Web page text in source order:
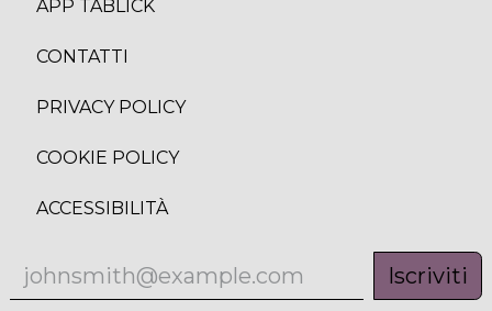
APP TABLICK
CONTATTI
PRIVACY POLICY
COOKIE POLICY
ACCESSIBILITÀ
Iscriviti